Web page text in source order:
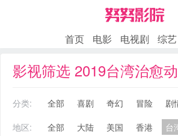
首页 电影 电视剧 综艺
影视筛选 2019台湾治愈
分类: 全部 喜剧 奇幻 冒险 剧
地区:
全部 大陆 美国 香港 台